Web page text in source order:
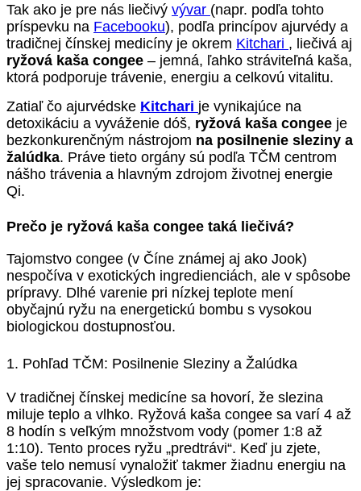
Tak ako je pre nás liečivý vývar (napr. podľa tohto
príspevku na Facebooku), podľa princípov ajurvédy a
tradičnej čínskej medicíny je okrem Kitchari , liečivá aj
ryžová kaša congee – jemná, ľahko stráviteľná kaša,
ktorá podporuje trávenie, energiu a celkovú vitalitu.
Zatiaľ čo ajurvédske Kitchari je vynikajúce na
detoxikáciu a vyváženie dóš, ryžová kaša congee je
bezkonkurenčným nástrojom na posilnenie sleziny a
žalúdka. Práve tieto orgány sú podľa TČM centrom
nášho trávenia a hlavným zdrojom životnej energie
Qi.
Prečo je ryžová kaša congee taká liečivá?
Tajomstvo congee (v Číne známej aj ako Jook)
nespočíva v exotických ingredienciách, ale v spôsobe
prípravy. Dlhé varenie pri nízkej teplote mení
obyčajnú ryžu na energetickú bombu s vysokou
biologickou dostupnosťou.
1. Pohľad TČM: Posilnenie Sleziny a Žalúdka
V tradičnej čínskej medicíne sa hovorí, že slezina
miluje teplo a vlhko. Ryžová kaša congee sa varí 4 až
8 hodín s veľkým množstvom vody (pomer 1:8 až
1:10). Tento proces ryžu „predtrávi“. Keď ju zjete,
vaše telo nemusí vynaložiť takmer žiadnu energiu na
jej spracovanie. Výsledkom je: